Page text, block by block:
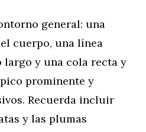
general: una
cuerpo, una línea
largo y una cola recta y
prominente y
Recuerda incluir
y las plumas